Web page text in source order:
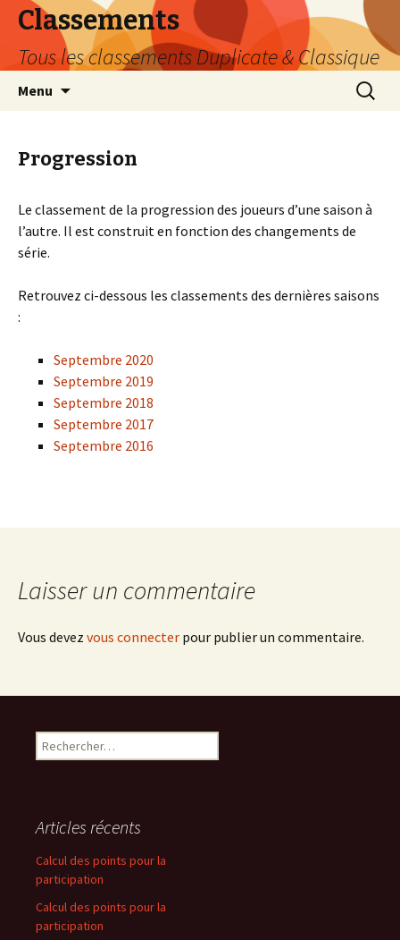
Classements
Tous les classements Duplicate & Classique
Menu
Progression
Le classement de la progression des joueurs d’une saison à
l’autre. Il est construit en fonction des changements de
série.
Retrouvez ci-dessous les classements des dernières saisons
:
Septembre 2020
Septembre 2019
Septembre 2018
Septembre 2017
Septembre 2016
Laisser un commentaire
Vous devez vous connecter pour publier un commentaire.
Rechercher :
Articles récents
Calcul des points pour la
participation
Calcul des points pour la
participation